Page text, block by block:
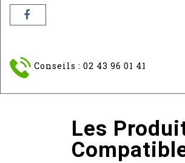
Conseils : 02 43 96 01 41
Les